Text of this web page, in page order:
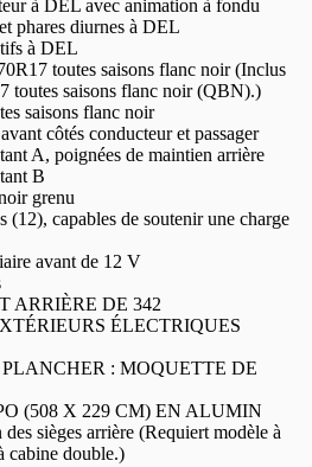
à DEL avec animation à fondu
phares diurnes à DEL
à DEL
toutes saisons flanc noir (Inclus
toutes saisons flanc noir (QBN).)
saisons flanc noir
côtés conducteur et passager
A, poignées de maintien arrière
B
grenu
(12), capables de soutenir une charge
avant de 12 V
ARRIÈRE DE 342
ÉLECTRIQUES
: MOQUETTE DE
(508 X 229 CM) EN ALUMIN
sièges arrière (Requiert modèle à
cabine double.)